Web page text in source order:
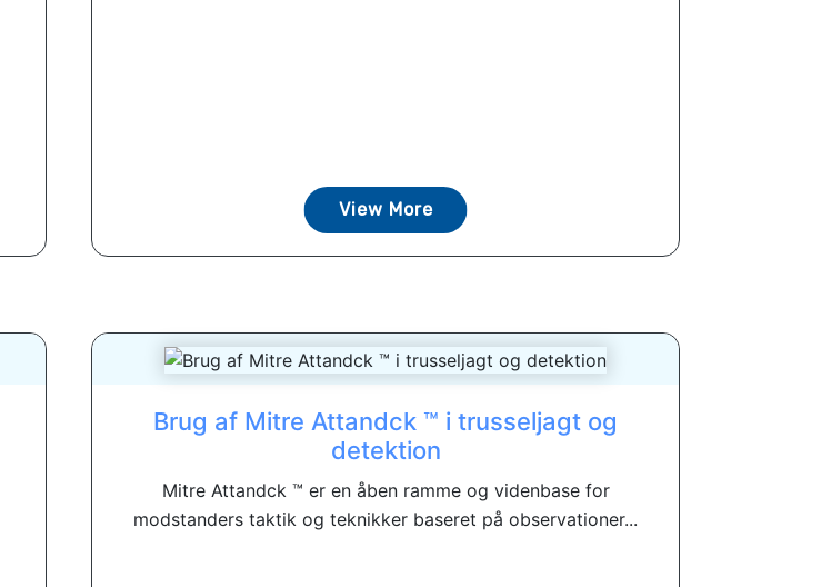
View More
Brug af Mitre Attandck ™ i trusseljagt og
detektion
Mitre Attandck ™ er en åben ramme og videnbase for
modstanders taktik og teknikker baseret på observationer...